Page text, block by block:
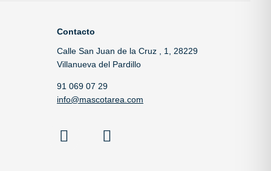
Contacto
Calle San Juan de la Cruz , 1, 28229
Villanueva del Pardillo
91 069 07 29
info@mascotarea.com